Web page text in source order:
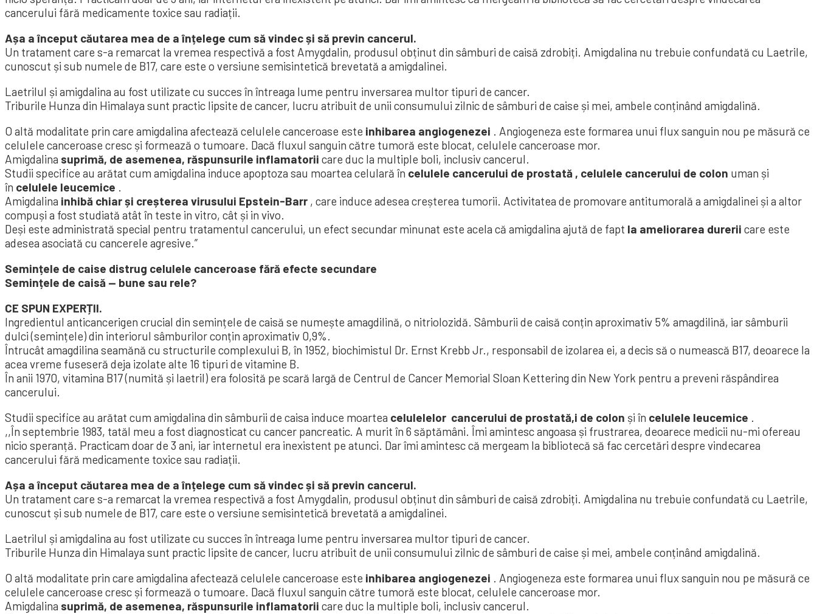
cancerului fără medicamente toxice sau radiații.
Așa a început căutarea mea de a înțelege cum să vindec și să previn cancerul.
Un tratament care s-a remarcat la vremea respectivă a fost Amygdalin, produsul obținut din sâmburi de caisă zdrobiți. Amigdalina nu trebuie confundată cu Laetrile,
cunoscut și sub numele de B17, care este o versiune semisintetică brevetată a amigdalinei.
Laetrilul și amigdalina au fost utilizate cu succes în întreaga lume pentru inversarea multor tipuri de cancer.
Triburile Hunza din Himalaya sunt practic lipsite de cancer, lucru atribuit de unii consumului zilnic de sâmburi de caise și mei, ambele conținând amigdalină.
O altă modalitate prin care amigdalina afectează celulele canceroase este inhibarea angiogenezei . Angiogeneza este formarea unui flux sanguin nou pe măsură ce
celulele canceroase cresc și formează o tumoare. Dacă fluxul sanguin către tumoră este blocat, celulele canceroase mor.
Amigdalina suprimă, de asemenea, răspunsurile inflamatorii care duc la multiple boli, inclusiv cancerul.
Studii specifice au arătat cum amigdalina induce apoptoza sau moartea celulară în celulele cancerului de prostată , celulele cancerului de colon uman și
în celulele leucemice .
Amigdalina inhibă chiar și creșterea virusului Epstein-Barr , care induce adesea creșterea tumorii. Activitatea de promovare antitumorală a amigdalinei și a altor
compuși a fost studiată atât în ​​teste in vitro, cât și in vivo.
Deși este administrată special pentru tratamentul cancerului, un efect secundar minunat este acela că amigdalina ajută de fapt la ameliorarea durerii care este
adesea asociată cu cancerele agresive.”
Semințele de caise distrug celulele canceroase fără efecte secundare
Semințele de caisă — bune sau rele?
CE SPUN EXPERȚII.
Ingredientul anticancerigen crucial din semințele de caisă se numește amagdilină, o nitriolozidă. Sâmburii de caisă conțin aproximativ 5% amagdilină, iar sâmburii
dulci (semințele) din interiorul sâmburilor conțin aproximativ 0,9%.
Întrucât amagdilina seamănă cu structurile complexului B, în 1952, biochimistul Dr. Ernst Krebb Jr., responsabil de izolarea ei, a decis să o numească B17, deoarece la
acea vreme fuseseră deja izolate alte 16 tipuri de vitamine B.
În anii 1970, vitamina B17 (numită și laetril) era folosită pe scară largă de Centrul de Cancer Memorial Sloan Kettering din New York pentru a preveni răspândirea
cancerului.
Studii specifice au arătat cum amigdalina din sâmburii de caisa induce moartea celulelelor cancerului de prostată,i de colon și în celulele leucemice .
,,În septembrie 1983, tatăl meu a fost diagnosticat cu cancer pancreatic. A murit în 6 săptămâni. Îmi amintesc angoasa și frustrarea, deoarece medicii nu-mi ofereau
nicio speranță. Practicam doar de 3 ani, iar internetul era inexistent pe atunci. Dar îmi amintesc că mergeam la bibliotecă să fac cercetări despre vindecarea
cancerului fără medicamente toxice sau radiații.
Așa a început căutarea mea de a înțelege cum să vindec și să previn cancerul.
Un tratament care s-a remarcat la vremea respectivă a fost Amygdalin, produsul obținut din sâmburi de caisă zdrobiți. Amigdalina nu trebuie confundată cu Laetrile,
cunoscut și sub numele de B17, care este o versiune semisintetică brevetată a amigdalinei.
Laetrilul și amigdalina au fost utilizate cu succes în întreaga lume pentru inversarea multor tipuri de cancer.
Triburile Hunza din Himalaya sunt practic lipsite de cancer, lucru atribuit de unii consumului zilnic de sâmburi de caise și mei, ambele conținând amigdalină.
O altă modalitate prin care amigdalina afectează celulele canceroase este inhibarea angiogenezei . Angiogeneza este formarea unui flux sanguin nou pe măsură ce
celulele canceroase cresc și formează o tumoare. Dacă fluxul sanguin către tumoră este blocat, celulele canceroase mor.
Amigdalina suprimă, de asemenea, răspunsurile inflamatorii care duc la multiple boli, inclusiv cancerul.